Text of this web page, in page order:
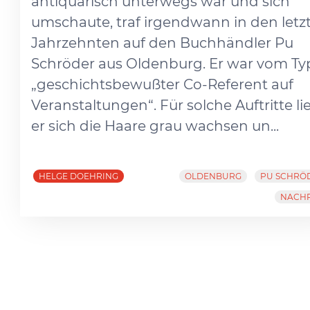
umschaute, traf irgendwann in den
Jahrzehnten auf den Buchhändler Pu
Schröder aus Oldenburg. Er war vom
„geschichtsbewußter Co-Referent auf
Veranstaltungen“. Für solche Auftritte
er sich die Haare grau wachsen un...
HELGE DOEHRING OLDENBURG
PU